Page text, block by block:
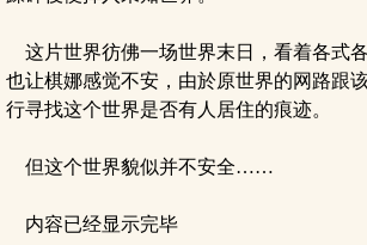
这片世界彷佛一场世界末日，看着各式
也让棋娜感觉不安，由於原世界的网路跟
行寻找这个世界是否有人居住的痕迹。
但这个世界貌似并不安全……
内容已经显示完毕